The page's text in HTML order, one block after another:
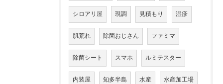
シロアリ屋 現調 見積もり 湿疹
肌荒れ 除菌おじさん ファミマ
除菌シート スマホ ルミテスター
内装屋 知多半島 水産 水産加工場